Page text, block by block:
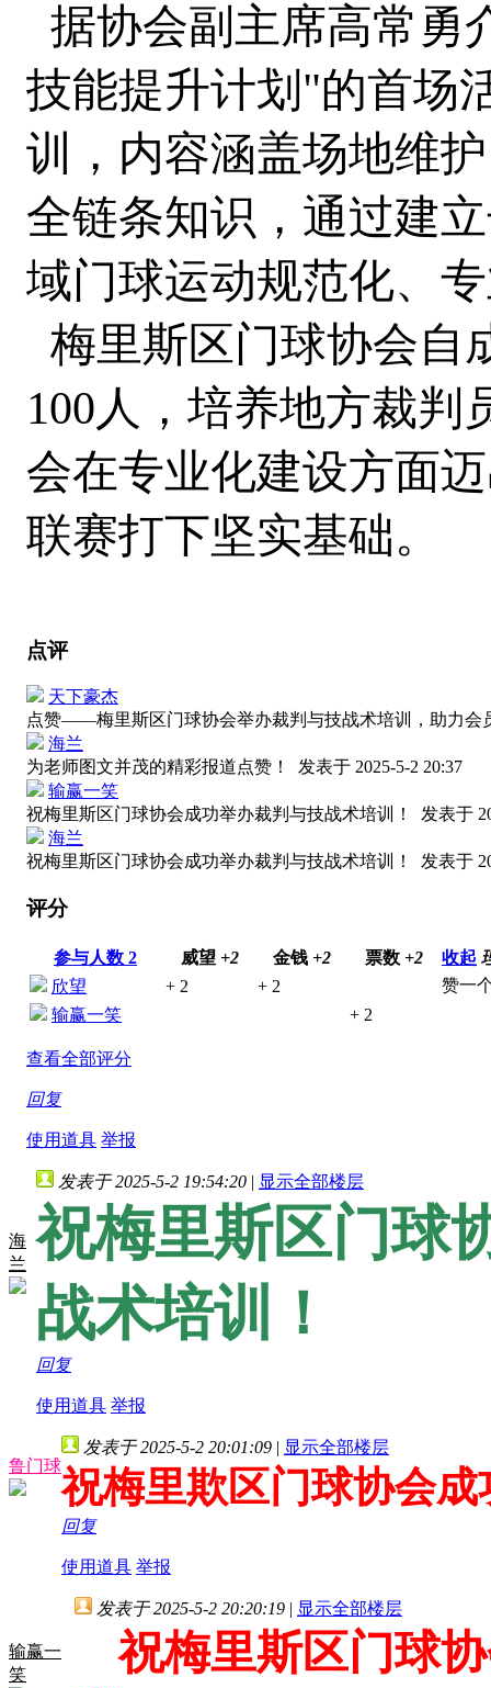
据协会副主席高常勇
技能提升计划"的首场
训，内容涵盖场地维
全链条知识，通过建
域门球运动规范化、
梅里斯区门球协会自
100人，培养地方裁判
会在专业化建设方面
联赛打下坚实基础。
点评
天下豪杰
点赞——梅里斯区门球协会举办裁判与技战术培训，助力
海兰
为老师图文并茂的精彩报道点赞！ 发表于 2025-5-2 20:37
输赢一笑
祝梅里斯区门球协会成功举办裁判与技战术培训！ 发表于
海兰
祝梅里斯区门球协会成功举办裁判与技战术培训！ 发表于
评分
参与人数 2 威望 +2 金钱 +2 票数 +2 收起
欣望
+ 2 + 2
赞一
输赢一笑
+ 2
查看全部评分
回复
使用道具 举报
海
兰
发表于 2025-5-2 19:54:20 | 显示全部楼层
祝梅里斯区门球
战术培训！
回复
使用道具 举报
鲁门球
发表于 2025-5-2 20:01:09 | 显示全部楼层
祝梅里欺区门球协会
回复
使用道具 举报
输赢一
笑
发表于 2025-5-2 20:20:19 | 显示全部楼层
祝梅里斯区门球